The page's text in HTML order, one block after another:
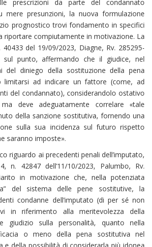
prescrizioni da parte del condannato
mere presunzioni, la nuova formulazione
prognostico trovi fondamento in specifici
riportare compiutamente in motivazione. La
40433 del 19/09/2023, Diagne, Rv. 285295-
punto, affermando che il giudice, nel
del diniego della sostituzione della pena
limitarsi ad indicare un fattore (come, ad
del condannato), considerandolo ostativo
deve adeguatamente correlare «tale
della sanzione sostitutiva, fornendo una
sulla sua incidenza sul futuro rispetto
saranno imposte».
riguardo ai precedenti penali dell’imputato,
n. 42847 dell’11/10/2023, Palumbo, Rv.
in motivazione che, nella potenziata
del sistema delle pene sostitutive, la
condanne dell’imputato (di per sé non
in riferimento alla meritevolezza della
giudizio sulla personalità, quanto nella
o meno della pena sostitutiva nel